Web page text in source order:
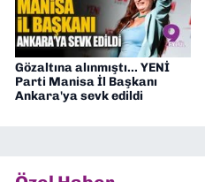
Gözaltına alınmıştı... YENİ
Parti Manisa İl Başkanı
Ankara'ya sevk edildi